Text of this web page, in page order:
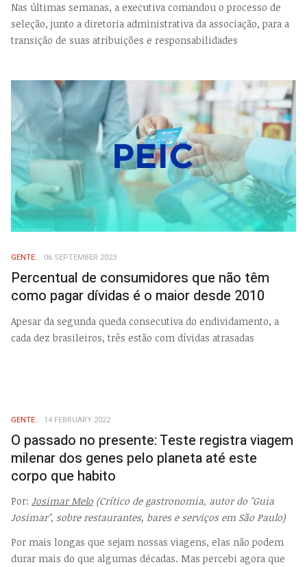
Nas últimas semanas, a executiva comandou o processo de
seleção, junto a diretoria administrativa da associação, para a
transição de suas atribuições e responsabilidades
GENTE 06 SEPTEMBER 2023
Percentual de consumidores que não têm
como pagar dívidas é o maior desde 2010
Apesar da segunda queda consecutiva do endividamento, a
cada dez brasileiros, três estão com dívidas atrasadas
GENTE 14 FEBRUARY 2022
O passado no presente: Teste registra viagem
milenar dos genes pelo planeta até este
corpo que habito
Por: Josimar Melo(Crítico de gastronomia, autor do "Guia
Josimar", sobre restaurantes, bares e serviços em São Paulo)
Por mais longas que sejam nossas viagens, elas não podem
durar mais do que algumas décadas. Mas percebi agora que